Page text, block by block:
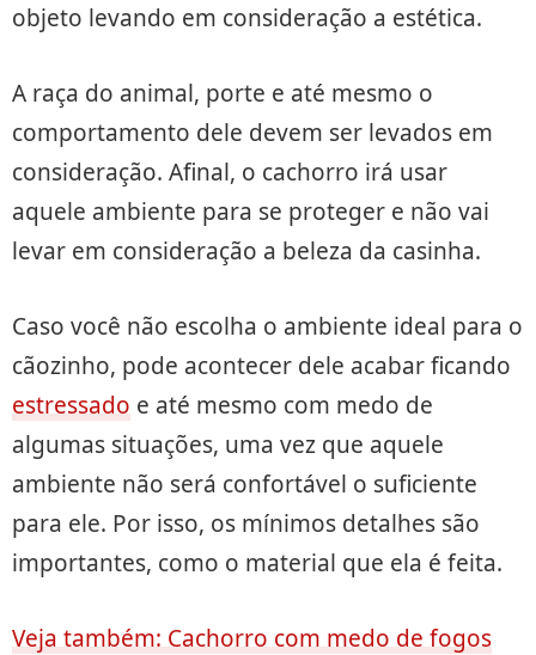
objeto levando em consideração a estética.
A raça do animal, porte e até mesmo o
comportamento dele devem ser levados em
consideração. Afinal, o cachorro irá usar
aquele ambiente para se proteger e não vai
levar em consideração a beleza da casinha.
Caso você não escolha o ambiente ideal para o
cãozinho, pode acontecer dele acabar ficando
estressado e até mesmo com medo de
algumas situações, uma vez que aquele
ambiente não será confortável o suficiente
para ele. Por isso, os mínimos detalhes são
importantes, como o material que ela é feita.
Veja também: Cachorro com medo de fogos